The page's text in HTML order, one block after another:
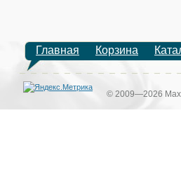
Главная Корзина
© 2009—2026